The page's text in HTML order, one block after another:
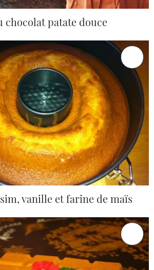
chocolat patate douce
vanille et farine de maïs